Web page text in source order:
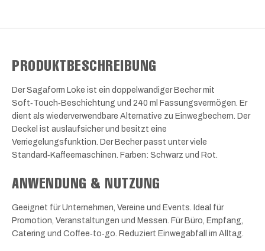
PRODUKTBESCHREIBUNG
Der Sagaform Loke ist ein doppelwandiger Becher mit
Soft‑Touch‑Beschichtung und 240 ml Fassungsvermögen. Er
dient als wiederverwendbare Alternative zu Einwegbechern. Der
Deckel ist auslaufsicher und besitzt eine
Verriegelungsfunktion. Der Becher passt unter viele
Standard‑Kaffeemaschinen. Farben: Schwarz und Rot.
ANWENDUNG & NUTZUNG
Geeignet für Unternehmen, Vereine und Events. Ideal für
Promotion, Veranstaltungen und Messen. Für Büro, Empfang,
Catering und Coffee‑to‑go. Reduziert Einwegabfall im Alltag.